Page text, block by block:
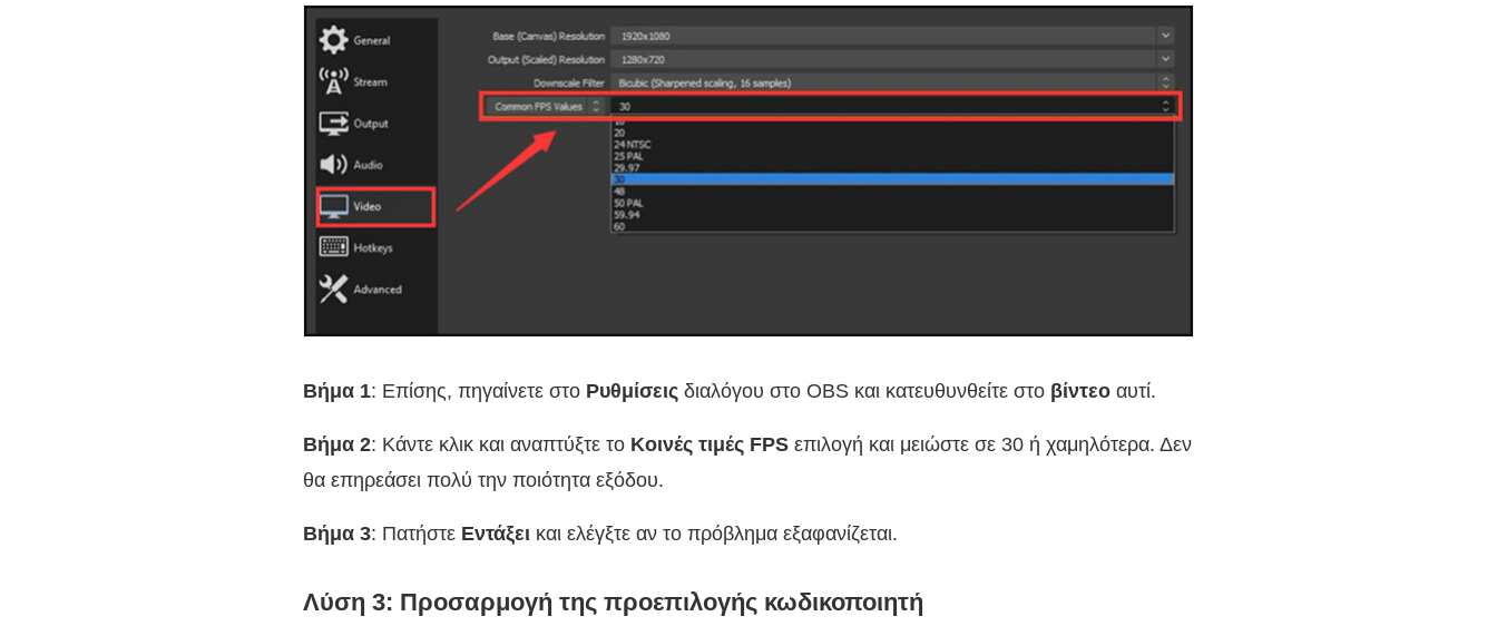
Βήμα 1: Επίσης, πηγαίνετε στο Ρυθμίσεις διαλόγου στο OBS και κατευθυνθείτε στο βίντεο αυτί.
Βήμα 2: Κάντε κλικ και αναπτύξτε το Κοινές τιμές FPS επιλογή και μειώστε σε 30 ή χαμηλότερα. Δεν
θα επηρεάσει πολύ την ποιότητα εξόδου.
Βήμα 3: Πατήστε Εντάξει και ελέγξτε αν το πρόβλημα εξαφανίζεται.
Λύση 3: Προσαρμογή της προεπιλογής κωδικοποιητή